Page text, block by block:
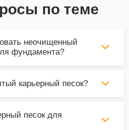
по теме
неочищенный
фундамента?
карьерный песок?
песок для